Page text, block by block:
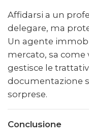
Affidarsi a un
delegare, ma
Un agente
mercato, sa
gestisce le
documentazione
sorprese.
Conclusione